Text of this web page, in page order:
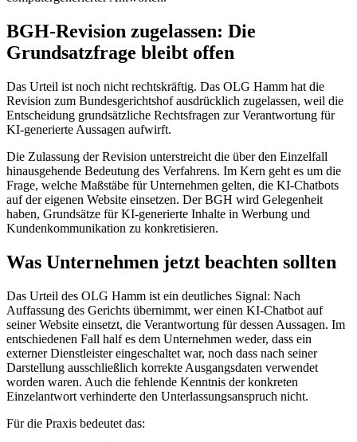
BGH-Revision zugelassen: Die
Grundsatzfrage bleibt offen
Das Urteil ist noch nicht rechtskräftig. Das OLG Hamm hat die
Revision zum Bundesgerichtshof ausdrücklich zugelassen, weil die
Entscheidung grundsätzliche Rechtsfragen zur Verantwortung für
KI-generierte Aussagen aufwirft.
Die Zulassung der Revision unterstreicht die über den Einzelfall
hinausgehende Bedeutung des Verfahrens. Im Kern geht es um die
Frage, welche Maßstäbe für Unternehmen gelten, die KI-Chatbots
auf der eigenen Website einsetzen. Der BGH wird Gelegenheit
haben, Grundsätze für KI-generierte Inhalte in Werbung und
Kundenkommunikation zu konkretisieren.
Was Unternehmen jetzt beachten sollten
Das Urteil des OLG Hamm ist ein deutliches Signal: Nach
Auffassung des Gerichts übernimmt, wer einen KI-Chatbot auf
seiner Website einsetzt, die Verantwortung für dessen Aussagen. Im
entschiedenen Fall half es dem Unternehmen weder, dass ein
externer Dienstleister eingeschaltet war, noch dass nach seiner
Darstellung ausschließlich korrekte Ausgangsdaten verwendet
worden waren. Auch die fehlende Kenntnis der konkreten
Einzelantwort verhinderte den Unterlassungsanspruch nicht.
Für die Praxis bedeutet das: